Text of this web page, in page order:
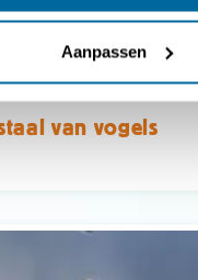
Aanpassen
van vogels